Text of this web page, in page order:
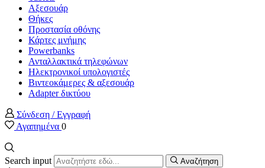
Αξεσουάρ
Θήκες
Προστασία οθόνης
Κάρτες μνήμης
Powerbanks
Ανταλλακτικά τηλεφώνων
Ηλεκτρονικοί υπολογιστές
Βιντεοκάμερες & αξεσουάρ
Adapter δικτύου
Σύνδεση / Εγγραφή
Αγαπημένα 0
Search input Αναζήτηση